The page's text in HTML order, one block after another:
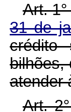
Art.
31 de
crédito
bilhões,
atender
Art.